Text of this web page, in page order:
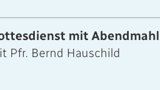
mit Abendmahl
Pfr. Bernd Hauschild